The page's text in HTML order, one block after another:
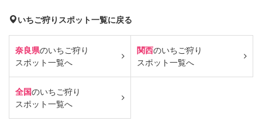
いちご狩りスポット一覧に戻る
奈良県のいちご狩り
スポット一覧へ
関西のいちご狩り
スポット一覧へ
全国のいちご狩り
スポット一覧へ